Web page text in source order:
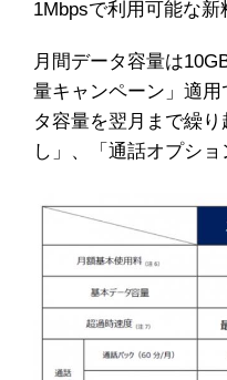
1Mbpsで利用可能な新
月間データ容量は
量キャンペーン」適
タ容量を翌月まで繰
し」、「通話オプショ